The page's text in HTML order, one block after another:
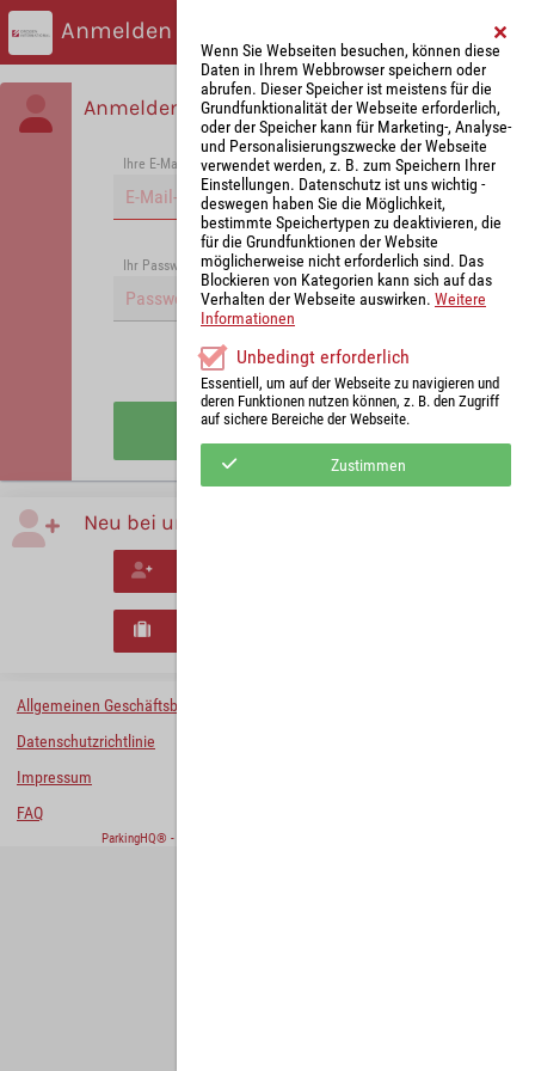
Anmelden
Anmelden
Ihre E-Mail-Adresse *
Passwort vergessen?
Ihr Passwort *
Angemeldet bleiben
Anmelden
Neu bei uns?
Allgemeinen Geschäftsbedingungen
Datenschutzrichtlinie
Impressum
FAQ
ParkingHQ® - eine Lösung von
Wenn Sie Webseiten besuchen, können diese
Daten in Ihrem Webbrowser speichern oder
abrufen. Dieser Speicher ist meistens für die
Grundfunktionalität der Webseite erforderlich,
oder der Speicher kann für Marketing-, Analyse-
und Personalisierungszwecke der Webseite
verwendet werden, z. B. zum Speichern Ihrer
Einstellungen. Datenschutz ist uns wichtig -
deswegen haben Sie die Möglichkeit,
bestimmte Speichertypen zu deaktivieren, die
für die Grundfunktionen der Website
möglicherweise nicht erforderlich sind. Das
Blockieren von Kategorien kann sich auf das
Verhalten der Webseite auswirken. Weitere
Informationen
Unbedingt erforderlich
Essentiell, um auf der Webseite zu navigieren und
deren Funktionen nutzen können, z. B. den Zugriff
auf sichere Bereiche der Webseite.
Zustimmen